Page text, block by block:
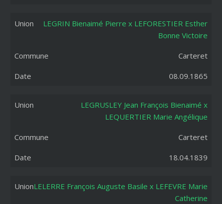
LEGRIN Bienaimé Pierre x LEFORESTIER Esther
Bonne Victoire
Carteret
08.09.1865
LEGRUSLEY Jean François Bienaimé x
LEQUERTIER Marie Angélique
Carteret
18.04.1839
LELERRE François Auguste Basile x LEFEVRE Marie
Catherine